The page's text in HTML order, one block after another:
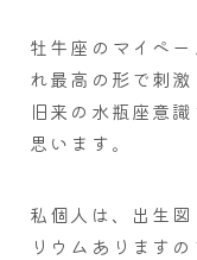
牡牛座のマイペ
れ最高の形で刺激
旧来の水瓶座意
思います。
私個人は、出生
リウムありますの